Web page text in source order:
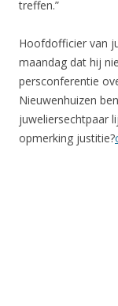
treffen.”
Hoofdofficier van
maandag dat hij
persconferentie
Nieuwenhuizen
juweliersechtpaar
opmerking justitie?